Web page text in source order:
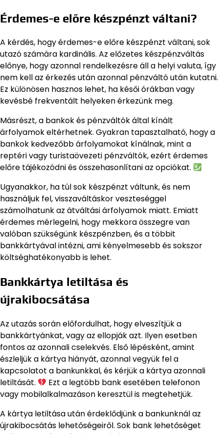
Érdemes-e előre készpénzt váltani?
A kérdés, hogy érdemes-e előre készpénzt váltani, sok
utazó számára kardinális. Az előzetes készpénzváltás
előnye, hogy azonnal rendelkezésre áll a helyi valuta, így
nem kell az érkezés után azonnal pénzváltó után kutatni.
Ez különösen hasznos lehet, ha késői órákban vagy
kevésbé frekventált helyeken érkezünk meg.
Másrészt, a bankok és pénzváltók által kínált
árfolyamok eltérhetnek. Gyakran tapasztalható, hogy a
bankok kedvezőbb árfolyamokat kínálnak, mint a
reptéri vagy turistaövezeti pénzváltók, ezért érdemes
előre tájékozódni és összehasonlítani az opciókat.
Ugyanakkor, ha túl sok készpénzt váltunk, és nem
használjuk fel, visszaváltáskor veszteséggel
számolhatunk az átváltási árfolyamok miatt. Emiatt
érdemes mérlegelni, hogy mekkora összegre van
valóban szükségünk készpénzben, és a többit
bankkártyával intézni, ami kényelmesebb és sokszor
költséghatékonyabb is lehet.
Bankkártya letiltása és
újrakibocsátása
Az utazás során előfordulhat, hogy elveszítjük a
bankkártyánkat, vagy az ellopják azt. Ilyen esetben
fontos az azonnali cselekvés. Első lépésként, amint
észleljük a kártya hiányát, azonnal vegyük fel a
kapcsolatot a bankunkkal, és kérjük a kártya azonnali
letiltását.
Ezt a legtöbb bank esetében telefonon
vagy mobilalkalmazáson keresztül is megtehetjük.
A kártya letiltása után érdeklődjünk a bankunknál az
újrakibocsátás lehetőségeiről. Sok bank lehetőséget